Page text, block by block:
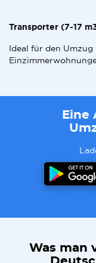
Transporter (7-17
Ideal für den
Eine
Was man